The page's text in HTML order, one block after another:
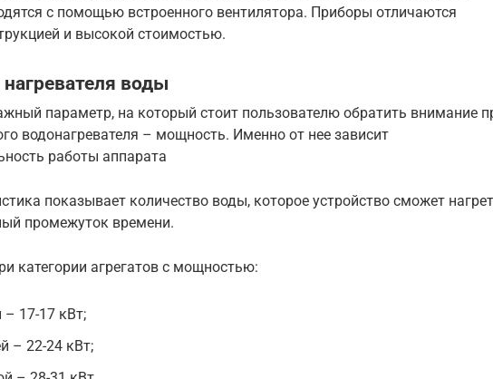
с помощью встроенного вентилятора. Приборы отличаются
и высокой стоимостью.
воды
параметр, на который стоит пользователю обратить внимание
водонагревателя – мощность. Именно от нее зависит
работы аппарата
показывает количество воды, которое устройство сможет
промежуток времени.
категории агрегатов с мощностью:
– 17-17 кВт;
– 22-24 кВт;